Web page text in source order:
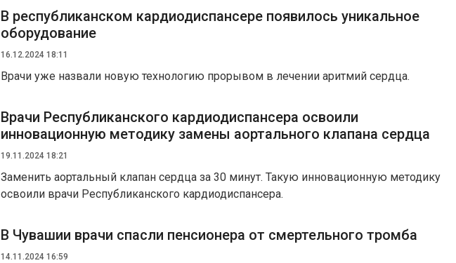
В республиканском кардиодиспансере появилось уникальное
оборудование
16.12.2024 18:11
Врачи уже назвали новую технологию прорывом в лечении аритмий сердца.
Врачи Республиканского кардиодиспансера освоили
инновационную методику замены аортального клапана сердца
19.11.2024 18:21
Заменить аортальный клапан сердца за 30 минут. Такую инновационную методику
освоили врачи Республиканского кардиодиспансера.
В Чувашии врачи спасли пенсионера от смертельного тромба
14.11.2024 16:59